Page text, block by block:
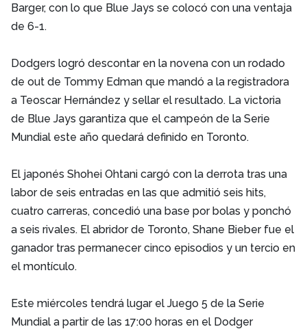
Barger, con lo que Blue Jays se colocó con una ventaja
de 6-1.
Dodgers logró descontar en la novena con un rodado
de out de Tommy Edman que mandó a la registradora
a Teoscar Hernández y sellar el resultado. La victoria
de Blue Jays garantiza que el campeón de la Serie
Mundial este año quedará definido en Toronto.
El japonés Shohei Ohtani cargó con la derrota tras una
labor de seis entradas en las que admitió seis hits,
cuatro carreras, concedió una base por bolas y ponchó
a seis rivales. El abridor de Toronto, Shane Bieber fue el
ganador tras permanecer cinco episodios y un tercio en
el montículo.
Este miércoles tendrá lugar el Juego 5 de la Serie
Mundial a partir de las 17:00 horas en el Dodger